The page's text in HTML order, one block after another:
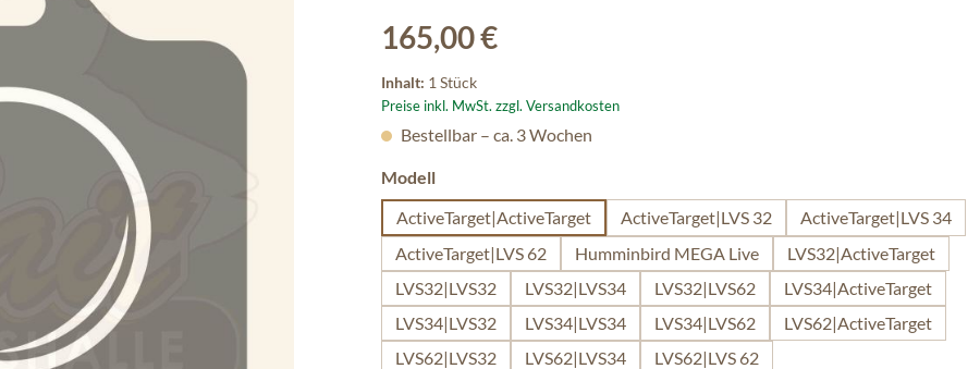
Regulärer Preis:
165,00 €
Inhalt: 1 Stück
Preise inkl. MwSt. zzgl. Versandkosten
Bestellbar – ca. 3 Wochen
Modellauswählen
ActiveTarget|ActiveTarget
ActiveTarget|LVS 32
ActiveTarget|LVS 34
ActiveTarget|LVS 62
Humminbird MEGA Live
LVS32|ActiveTarget
LVS32|LVS32
LVS32|LVS34 LVS32|LVS62
LVS34|ActiveTarget
LVS34|LVS32
LVS34|LVS34 LVS34|LVS62
LVS62|ActiveTarget
LVS62|LVS32
LVS62|LVS34 LVS62|LVS 62